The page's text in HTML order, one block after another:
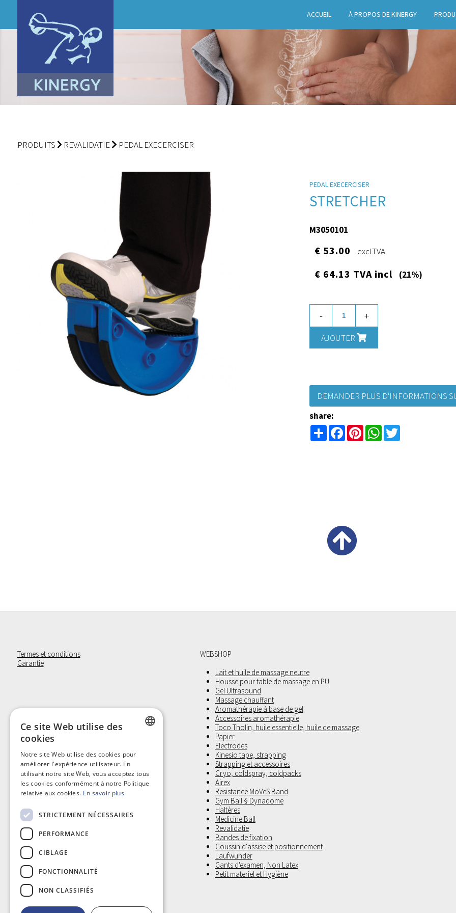
ACCUEIL À PROPOS DE KINERGY
PRODUITS REVALIDATIE PEDAL EXECERCISER
PEDAL EXECERCISER
STRETCHER
M3050101
€ 53.00 excl.TVA
€ 64.13 TVA incl (21%)
- +
AJOUTER
DEMANDER PLUS D'INFORMATIONS
share:
ShareFacebookPinterestWhatsApp
Termes et conditions
Garantie
WEBSHOP
Lait et huile de massage neutre
Housse pour table de massage en PU
Gel Ultrasound
Massage chauffant
Aromathérapie à base de gel
Accessoires aromathérapie
Toco Tholin, huile essentielle, huile de massage
Papier
Electrodes
Kinesio tape, strapping
Strapping et accessoires
Cryo, coldspray, coldpacks
Airex
Resistance MoVeS Band
Gym Ball § Dynadome
Haltères
Medicine Ball
Revalidatie
Bandes de fixation
Coussin d'assise et positionnement
Laufwunder
Gants d'examen, Non Latex
Petit materiel et Hygiène
FRENCH
Ce site Web utilise des
cookies
Notre site Web utilise des cookies pour
améliorer l'expérience utilisateur. En
utilisant notre site Web, vous acceptez tous
les cookies conformément à notre Politique
relative aux cookies. En savoir plus
STRICTEMENT NÉCESSAIRES
PERFORMANCE
CIBLAGE
FONCTIONNALITÉ
NON CLASSIFIÉS